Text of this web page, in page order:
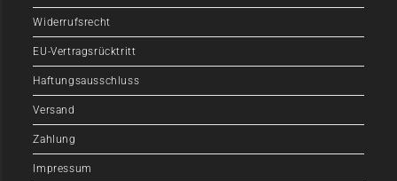
Widerrufsrecht
EU-Vertragsrücktritt
Haftungsausschluss
Versand
Zahlung
Impressum